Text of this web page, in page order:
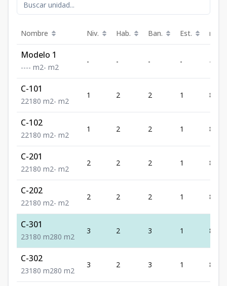
Nombre Niv. Hab. Ban. Est. m²
Modelo 1
---- m2- m2
- - - - -
C-101
221 80 m2- m2
1 2 2 1 80
C-102
221 80 m2- m2
1 2 2 1 80
C-201
221 80 m2- m2
2 2 2 1 80
C-202
221 80 m2- m2
2 2 2 1 80
C-301
231 80 m280 m2
3 2 3 1 80
C-302
231 80 m280 m2
3 2 3 1 80